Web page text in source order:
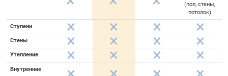
(пол, стены,
потолок)
Ступени
Стены
Утепление
Внутренние